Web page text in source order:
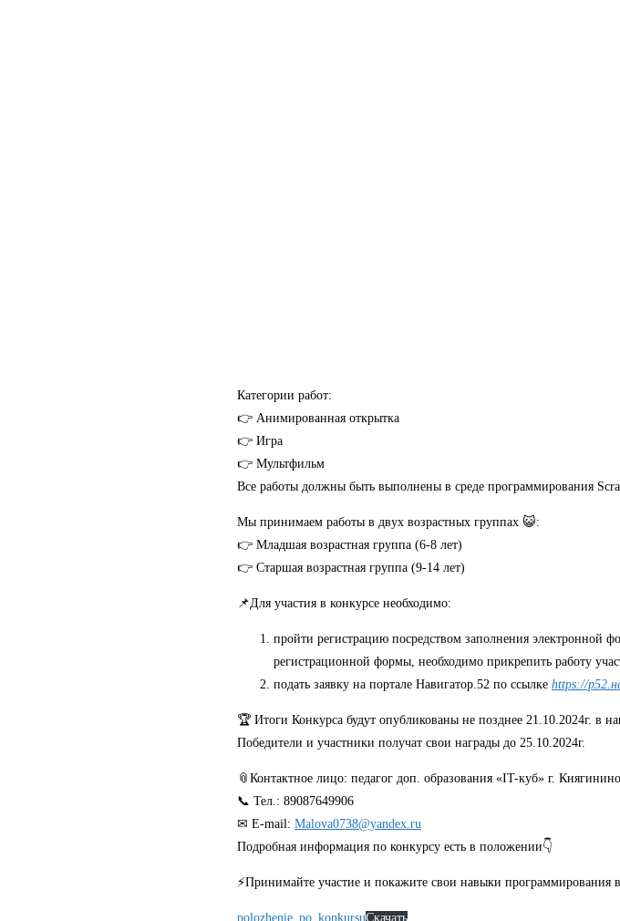
Категории работ:
👉 Анимированная открытка
👉 Игра
👉 Мультфильм
Все работы должны быть выполнены в среде программирования
Мы принимаем работы в двух возрастных группах 😺:
👉 Младшая возрастная группа (6-8 лет)
👉 Старшая возрастная группа (9-14 лет)
📌Для участия в конкурсе необходимо:
пройти регистрацию посредством заполнения электронной
регистрационной формы, необходимо прикрепить работу
подать заявку на портале Навигатор.52 по ссылке https://
🏆 Итоги Конкурса будут опубликованы не позднее 21.10.2024г. в
Победители и участники получат свои награды до 25.10.2024г.
📎Контактное лицо: педагог доп. образования «IT-куб» г.
📞 Тел.: 89087649906
✉ E-mail: Malova0738@yandex.ru
Подробная информация по конкурсу есть в положении👇
⚡Принимайте участие и покажите свои навыки
polozhenie_po_konkursuСкачать